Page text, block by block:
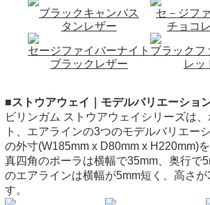
ブラックキャンバス
タンレザー
セ－ジフ
チョコ
セージファイバーナイト
ブラックレザー
ブラックフ
レッ
■ストウアウェイ｜モデルバリエーショ
ビリンガム ストウアウェイシリーズは
ト、エアラインの3つのモデルバリエー
の外寸(W185mm x D80mm x H220mm)
真四角のポーラは横幅で35mm、奥行で
のエアラインは横幅が5mm短く、高さが
す。